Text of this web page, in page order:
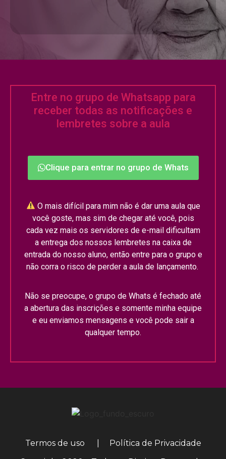
Entre no grupo de Whatsapp para
receber todas as notificações e
lembretes sobre a aula
Clique para entrar no grupo de Whats
O mais difícil para mim não é dar uma aula que
você goste, mas sim de chegar até você, pois
cada vez mais os servidores de e-mail dificultam
a entrega dos nossos lembretes na caixa de
entrada do nosso aluno, então entre para o grupo e
não corra o risco de perder a aula de lançamento.
Não se preocupe, o grupo de Whats é fechado até
a abertura das inscrições e somente minha equipe
e eu enviamos mensagens e você pode sair a
qualquer tempo.
Termos de uso
Política de Privacidade